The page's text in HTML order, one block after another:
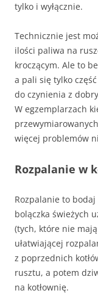
tylko i wyłącznie.
Technicznie jest
ilości paliwa na
kroczącym. Ale to
a pali się tylko
do czynienia z
W egzemplarzach
więcej problemów
Rozpalanie w
Rozpalanie to
bolączka świeżych
(tych, które nie
ułatwiającej
z poprzednich
rusztu, a potem
na kotłownię.